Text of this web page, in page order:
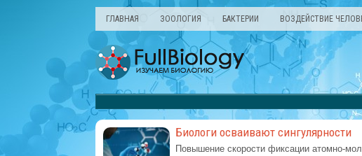
ГЛАВНАЯ ЗООЛОГИЯ БАКТЕРИИ ВОЗДЕЙСТВИЕ
Биологи осваивают сингулярности
Повышение скорости фиксации атомно-